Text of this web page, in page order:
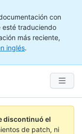
con
esté traduciendo
más reciente,
inglés.
discontinuó el
de patch, ni